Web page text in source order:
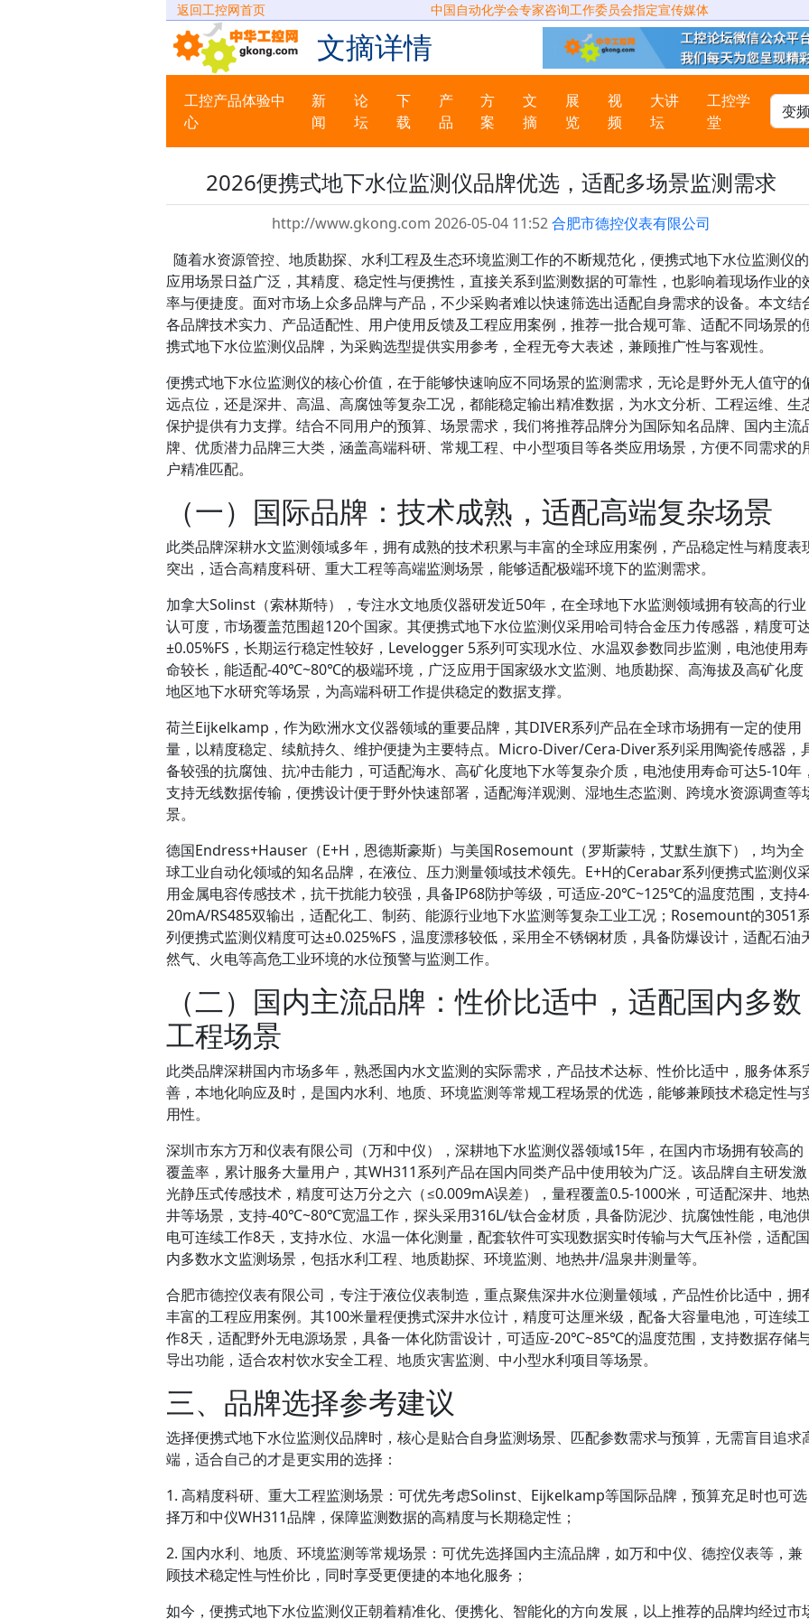
返回工控网首页 中国自动化学会专家咨询工作委员会指定宣传媒体
文摘详情
工控产品体验中
心
新
闻
论
坛
下
载
产
品
方
案
文
摘
展
览
视
频
大讲
坛
工控学
堂
2026便携式地下水位监测仪品牌优选，适配多场景监测需求
http://www.gkong.com 2026-05-04 11:52合肥市德控仪表有限公司
随着水资源管控、地质勘探、水利工程及生态环境监测工作的不断规范化，便携式地下水位监测仪的
应用场景日益广泛，其精度、稳定性与便携性，直接关系到监测数据的可靠性，也影响着现场作业的
率与便捷度。面对市场上众多品牌与产品，不少采购者难以快速筛选出适配自身需求的设备。本文结
各品牌技术实力、产品适配性、用户使用反馈及工程应用案例，推荐一批合规可靠、适配不同场景的
携式地下水位监测仪品牌，为采购选型提供实用参考，全程无夸大表述，兼顾推广性与客观性。
便携式地下水位监测仪的核心价值，在于能够快速响应不同场景的监测需求，无论是野外无人值守的
远点位，还是深井、高温、高腐蚀等复杂工况，都能稳定输出精准数据，为水文分析、工程运维、生
保护提供有力支撑。结合不同用户的预算、场景需求，我们将推荐品牌分为国际知名品牌、国内主流
牌、优质潜力品牌三大类，涵盖高端科研、常规工程、中小型项目等各类应用场景，方便不同需求的
户精准匹配。
（一）国际品牌：技术成熟，适配高端复杂场景
此类品牌深耕水文监测领域多年，拥有成熟的技术积累与丰富的全球应用案例，产品稳定性与精度表
突出，适合高精度科研、重大工程等高端监测场景，能够适配极端环境下的监测需求。
加拿大Solinst（索林斯特），专注水文地质仪器研发近50年，在全球地下水监测领域拥有较高的行业
认可度，市场覆盖范围超120个国家。其便携式地下水位监测仪采用哈司特合金压力传感器，精度可
±0.05%FS，长期运行稳定性较好，Levelogger 5系列可实现水位、水温双参数同步监测，电池使用寿
命较长，能适配-40℃~80℃的极端环境，广泛应用于国家级水文监测、地质勘探、高海拔及高矿化度
地区地下水研究等场景，为高端科研工作提供稳定的数据支撑。
荷兰Eijkelkamp，作为欧洲水文仪器领域的重要品牌，其DIVER系列产品在全球市场拥有一定的使用
量，以精度稳定、续航持久、维护便捷为主要特点。Micro-Diver/Cera-Diver系列采用陶瓷传感器，
备较强的抗腐蚀、抗冲击能力，可适配海水、高矿化度地下水等复杂介质，电池使用寿命可达5-10年，
支持无线数据传输，便携设计便于野外快速部署，适配海洋观测、湿地生态监测、跨境水资源调查等
景。
德国Endress+Hauser（E+H，恩德斯豪斯）与美国Rosemount（罗斯蒙特，艾默生旗下），均为全
球工业自动化领域的知名品牌，在液位、压力测量领域技术领先。E+H的Cerabar系列便携式监测仪
用金属电容传感技术，抗干扰能力较强，具备IP68防护等级，可适应-20℃~125℃的温度范围，支持
20mA/RS485双输出，适配化工、制药、能源行业地下水监测等复杂工业工况；Rosemount的3051
列便携式监测仪精度可达±0.025%FS，温度漂移较低，采用全不锈钢材质，具备防爆设计，适配石油
然气、火电等高危工业环境的水位预警与监测工作。
（二）国内主流品牌：性价比适中，适配国内多数
工程场景
此类品牌深耕国内市场多年，熟悉国内水文监测的实际需求，产品技术达标、性价比适中，服务体系
善，本地化响应及时，是国内水利、地质、环境监测等常规工程场景的优选，能够兼顾技术稳定性与
用性。
深圳市东方万和仪表有限公司（万和中仪），深耕地下水监测仪器领域15年，在国内市场拥有较高的
覆盖率，累计服务大量用户，其WH311系列产品在国内同类产品中使用较为广泛。该品牌自主研发激
光静压式传感技术，精度可达万分之六（≤0.009mA误差），量程覆盖0.5-1000米，可适配深井、地
井等场景，支持-40℃~80℃宽温工作，探头采用316L/钛合金材质，具备防泥沙、抗腐蚀性能，电池
电可连续工作8天，支持水位、水温一体化测量，配套软件可实现数据实时传输与大气压补偿，适配国
内多数水文监测场景，包括水利工程、地质勘探、环境监测、地热井/温泉井测量等。
合肥市德控仪表有限公司，专注于液位仪表制造，重点聚焦深井水位测量领域，产品性价比适中，拥
丰富的工程应用案例。其100米量程便携式深井水位计，精度可达厘米级，配备大容量电池，可连续
作8天，适配野外无电源场景，具备一体化防雷设计，可适应-20℃~85℃的温度范围，支持数据存储
导出功能，适合农村饮水安全工程、地质灾害监测、中小型水利项目等场景。
三、品牌选择参考建议
选择便携式地下水位监测仪品牌时，核心是贴合自身监测场景、匹配参数需求与预算，无需盲目追求
端，适合自己的才是更实用的选择：
1. 高精度科研、重大工程监测场景：可优先考虑Solinst、Eijkelkamp等国际品牌，预算充足时也可选
择万和中仪WH311品牌，保障监测数据的高精度与长期稳定性；
2. 国内水利、地质、环境监测等常规场景：可优先选择国内主流品牌，如万和中仪、德控仪表等，兼
顾技术稳定性与性价比，同时享受更便捷的本地化服务；
如今，便携式地下水位监测仪正朝着精准化、便携化、智能化的方向发展，以上推荐的品牌均经过市